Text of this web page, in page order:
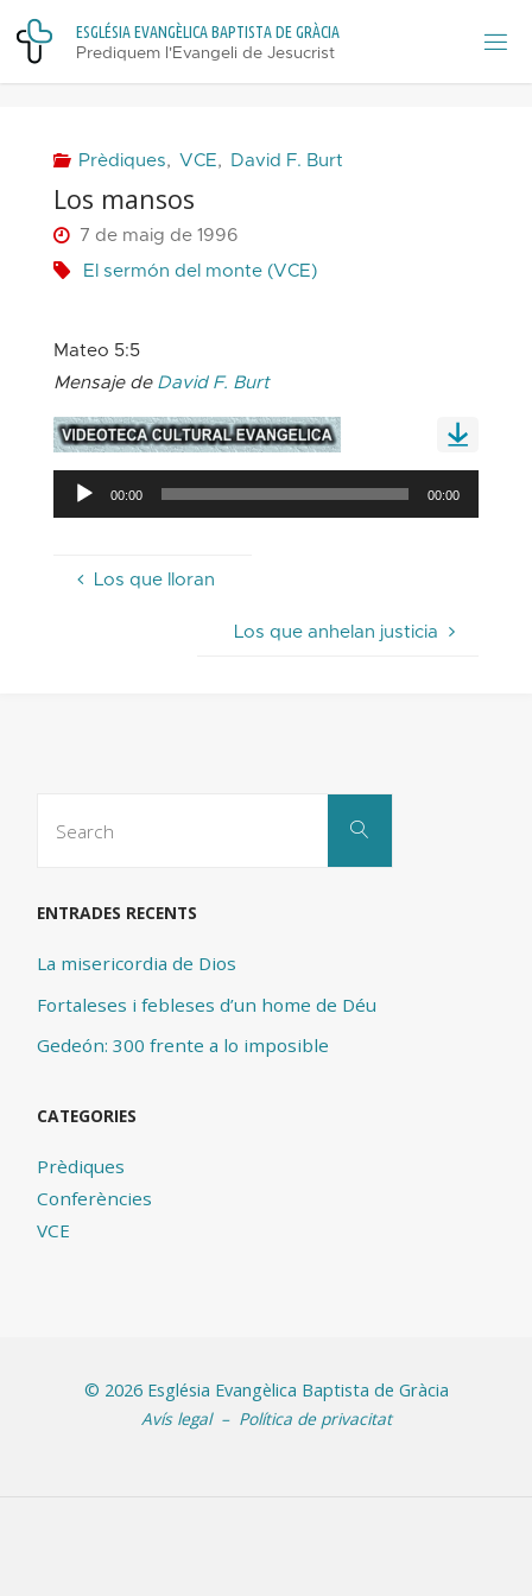
Skip
content
ESGLÉSIAEVANGÈLICABAPTISTADE GRÀCIA
Prediquem l'Evangeli de Jesucrist
Prèdiques, VCE, David F. Burt
Los mansos
7 de maig de 1996
El sermón del monte (VCE)
Mateo 5:5
Mensaje de David F. Burt
Reproductor
d'àudio
00:00 00:00
Los que lloran
Los que anhelan justicia
Search
ENTRADES RECENTS
La misericordia de Dios
Fortaleses i febleses d’un home de Déu
Gedeón: 300 frente a lo imposible
CATEGORIES
Prèdiques
Conferències
VCE
© 2026 Església Evangèlica Baptista de Gràcia
Avís legal– Política de privacitat